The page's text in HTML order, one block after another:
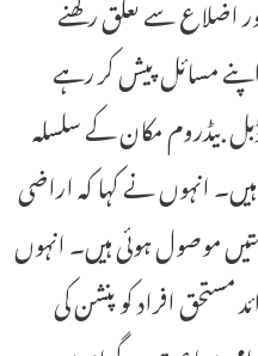
مسائل پیش کر رہے
بیڈروم مکان کے سلسلہ
انہوں نے کہا کہ اراضی
موصول ہوئی ہیں۔ انہوں
افراد کو پنشن کی